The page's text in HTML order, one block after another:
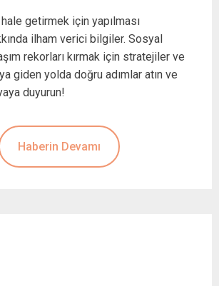
getirmek için yapılması
ilham verici bilgiler. Sosyal
rekorları kırmak için stratejiler ve
giden yolda doğru adımlar atın ve
duyurun!
Haberin Devamı